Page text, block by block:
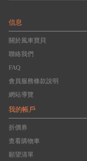
信息
關於風車寶貝
聯絡我們
FAQ
會員服務條款說明
網站導覽
我的帳戶
折價券
查看購物車
願望清單